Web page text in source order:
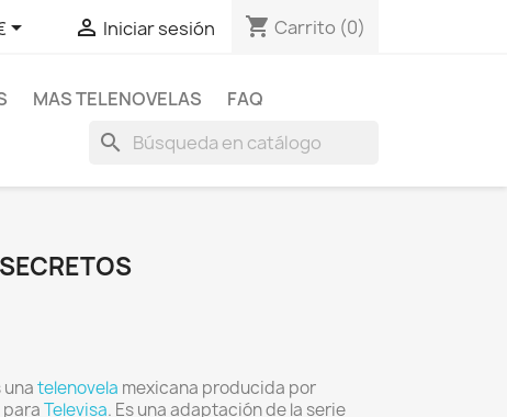
  Iniciar sesión shopping_cart Carrito (0)
MAS TELENOVELAS FAQ
search
telenovela mexicana producida por
paraTelevisa. Es una adaptación de la serie